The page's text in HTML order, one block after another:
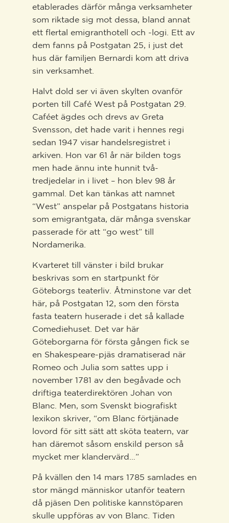
etablerades därför många verksamheter
som riktade sig mot dessa, bland annat
ett flertal emigranthotell och -logi. Ett av
dem fanns på Postgatan 25, i just det
hus där familjen Bernardi kom att driva
sin verksamhet.
Halvt dold ser vi även skylten ovanför
porten till Café West på Postgatan 29.
Caféet ägdes och drevs av Greta
Svensson, det hade varit i hennes regi
sedan 1947 visar handelsregistret i
arkiven. Hon var 61 år när bilden togs
men hade ännu inte hunnit två-
tredjedelar in i livet – hon blev 98 år
gammal. Det kan tänkas att namnet
“West” anspelar på Postgatans historia
som emigrantgata, där många svenskar
passerade för att “go west” till
Nordamerika.
Kvarteret till vänster i bild brukar
beskrivas som en startpunkt för
Göteborgs teaterliv. Åtminstone var det
här, på Postgatan 12, som den första
fasta teatern huserade i det så kallade
Comediehuset. Det var här
Göteborgarna för första gången fick se
en Shakespeare-pjäs dramatiserad när
Romeo och Julia som sattes upp i
november 1781 av den begåvade och
driftiga teaterdirektören Johan von
Blanc. Men, som Svenskt biografiskt
lexikon skriver, “om Blanc förtjänade
lovord för sitt sätt att sköta teatern, var
han däremot såsom enskild person så
mycket mer klandervärd…”
På kvällen den 14 mars 1785 samlades en
stor mängd människor utanför teatern
då pjäsen Den politiske kannstöparen
skulle uppföras av von Blanc. Tiden